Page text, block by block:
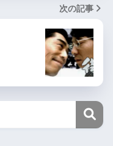
次の記事